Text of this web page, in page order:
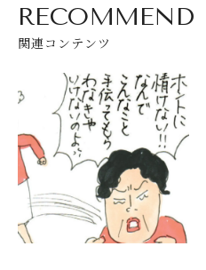
RECOMMEND
関連コンテンツ